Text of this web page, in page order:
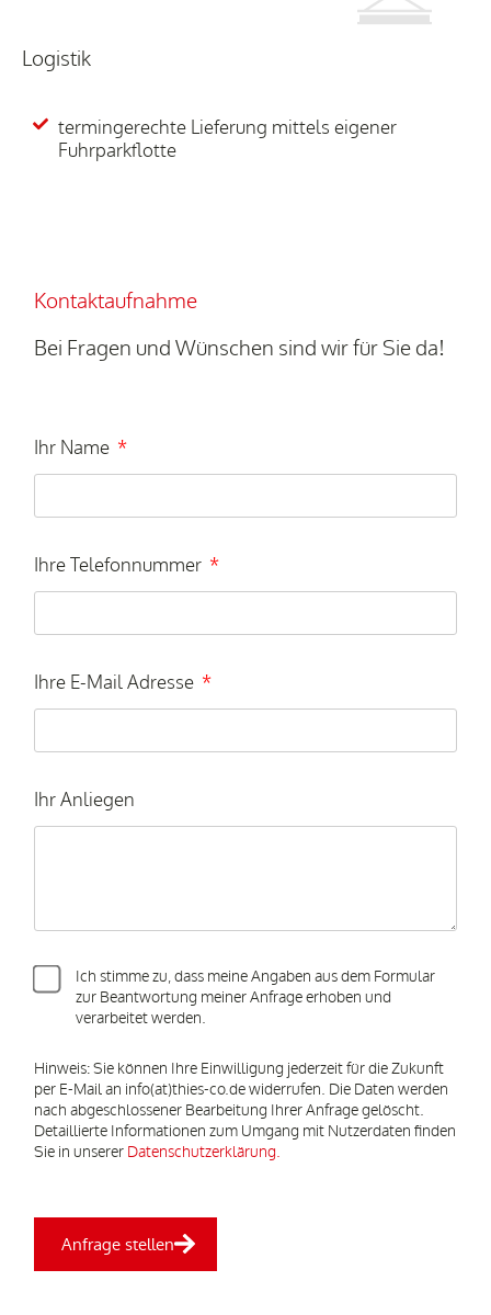
Logistik
termingerechte Lieferung mittels eigener
Fuhrparkflotte
Kontaktaufnahme
Bei Fragen und Wünschen sind wir für Sie da!
Ihr Name
Ihre Telefonnummer
Ihre E-Mail Adresse
Ihr Anliegen
Ich stimme zu, dass meine Angaben aus dem Formular
zur Beantwortung meiner Anfrage erhoben und
verarbeitet werden.
Hinweis: Sie können Ihre Einwilligung jederzeit für die Zukunft
per E-Mail an info(at)thies-co.de widerrufen. Die Daten werden
nach abgeschlossener Bearbeitung Ihrer Anfrage gelöscht.
Detaillierte Informationen zum Umgang mit Nutzerdaten finden
Sie in unserer Datenschutzerklärung.
Anfrage stellen